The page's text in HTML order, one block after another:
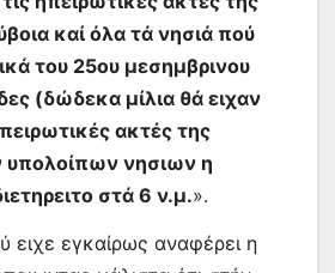
καί όλα τά νησιά πού
του 25ου μεσημβρινου
(δώδεκα μίλια θά ειχαν
ακτές της
υπολοίπων νησιων η
στά 6 ν.μ.».
ειχε εγκαίρως αναφέρει η